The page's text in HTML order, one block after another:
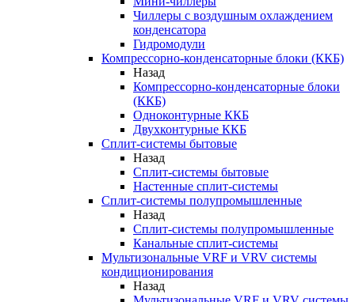
Чиллеры с воздушным охлаждением
конденсатора
Гидромодули
Компрессорно-конденсаторные блоки (ККБ)
Назад
Компрессорно-конденсаторные блоки
(ККБ)
Одноконтурные ККБ
Двухконтурные ККБ
Сплит-системы бытовые
Назад
Сплит-системы бытовые
Настенные сплит-системы
Сплит-системы полупромышленные
Назад
Сплит-системы полупромышленные
Канальные сплит-системы
Мультизональные VRF и VRV системы
кондиционирования
Назад